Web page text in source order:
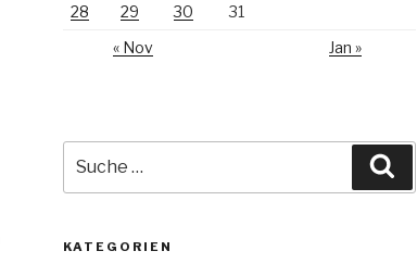
28
29 30
31
« Nov
Jan »
nach:
KATEGORIEN